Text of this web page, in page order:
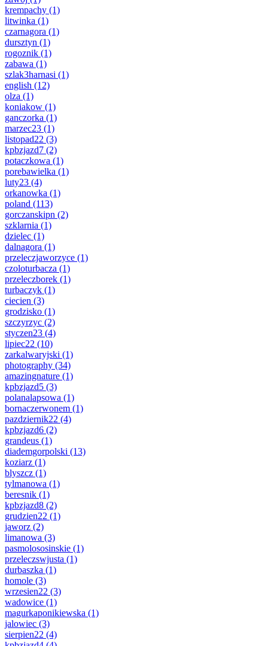
krempachy (1)
litwinka (1)
czarnagora (1)
dursztyn (1)
rogoznik (1)
zabawa (1)
szlak3harnasi (1)
english (12)
olza (1)
koniakow (1)
ganczorka (1)
marzec23 (1)
listopad22 (3)
kpbzjazd7 (2)
potaczkowa (1)
porebawielka (1)
luty23 (4)
orkanowka (1)
poland (113)
gorczanskipn (2)
szklarnia (1)
dzielec (1)
dalnagora (1)
przeleczjaworzyce (1)
czoloturbacza (1)
przeleczborek (1)
turbaczyk (1)
ciecien (3)
grodzisko (1)
szczyrzyc (2)
styczen23 (4)
lipiec22 (10)
zarkalwaryjski (1)
photography (34)
amazingnature (1)
kpbzjazd5 (3)
polanalapsowa (1)
bornaczerwonem (1)
pazdziernik22 (4)
kpbzjazd6 (2)
grandeus (1)
diademgorpolski (13)
koziarz (1)
blyszcz (1)
tylmanowa (1)
beresnik (1)
kpbzjazd8 (2)
grudzien22 (1)
jaworz (2)
limanowa (3)
pasmolososinskie (1)
przeleczswjusta (1)
durbaszka (1)
homole (3)
wrzesien22 (3)
wadowice (1)
magurkaponikiewska (1)
jalowiec (3)
sierpien22 (4)